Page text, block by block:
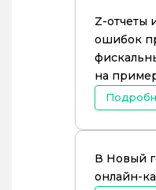
Z-отчеты
ошибок
на
В Новый
онлайн-